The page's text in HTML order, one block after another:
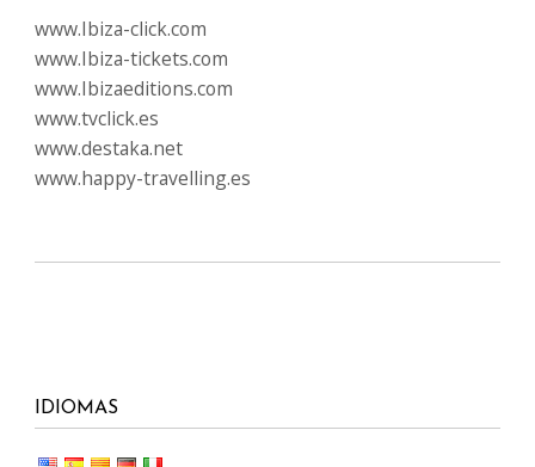
www.Ibiza-click.com
www.Ibiza-tickets.com
www.Ibizaeditions.com
www.tvclick.es
www.destaka.net
www.happy-travelling.es
IDIOMAS